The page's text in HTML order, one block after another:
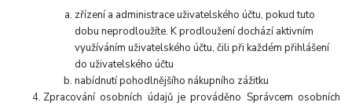
zřízení a administrace uživatelského účtu, pokud tuto
dobu neprodloužíte. K prodloužení dochází aktivním
využíváním uživatelského účtu, čili při každém přihlášení
do uživatelského účtu
nabídnutí pohodlnějšího nákupního zážitku
Zpracování osobních údajů je prováděno Správcem osobních